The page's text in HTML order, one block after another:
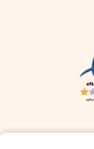
اینماد پرش